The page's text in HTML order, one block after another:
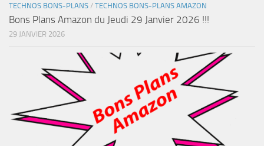
TECHNOS BONS-PLANS / TECHNOS BONS-PLANS AMAZON
Bons Plans Amazon du Jeudi 29 Janvier 2026 !!!
29 JANVIER 2026